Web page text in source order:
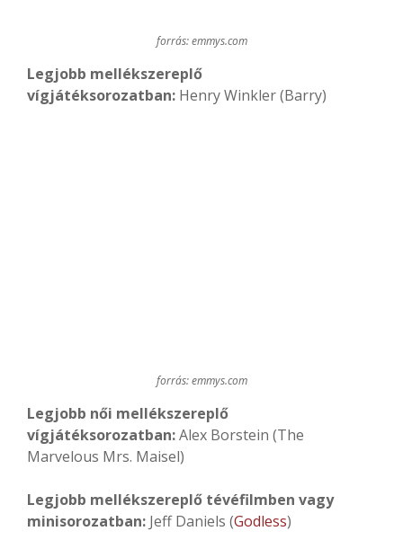
forrás: emmys.com
Legjobb mellékszereplő
vígjátéksorozatban: Henry Winkler (Barry)
forrás: emmys.com
Legjobb női mellékszereplő
vígjátéksorozatban:Alex Borstein (The
Marvelous Mrs. Maisel)
Legjobb mellékszereplő tévéfilmben vagy
minisorozatban: Jeff Daniels (Godless)